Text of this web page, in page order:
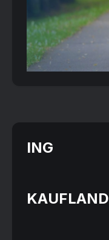
ING
KAUFLAND